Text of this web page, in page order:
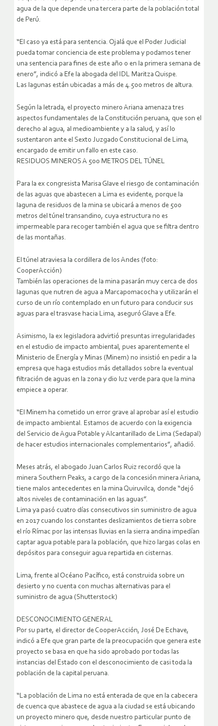
agua de la que depende una tercera parte de la población total
de Perú.
“El caso ya está para sentencia. Ojalá que el Poder Judicial
pueda tomar conciencia de este problema y podamos tener
una sentencia para fines de este año o en la primera semana de
enero”, indicó a Efe la abogada del IDL Maritza Quispe.
Las lagunas están ubicadas a más de 4.500 metros de altura.
Según la letrada, el proyecto minero Ariana amenaza tres
aspectos fundamentales de la Constitución peruana, que son el
derecho al agua, al medioambiente y a la salud, y así lo
sustentaron ante el Sexto Juzgado Constitucional de Lima,
encargado de emitir un fallo en este caso.
RESIDUOS MINEROS A 500 METROS DEL TÚNEL
Para la ex congresista Marisa Glave el riesgo de contaminación
de las aguas que abastecen a Lima es evidente, porque la
laguna de residuos de la mina se ubicará a menos de 500
metros del túnel transandino, cuya estructura no es
impermeable para recoger también el agua que se filtra dentro
de las montañas.
El túnel atraviesa la cordillera de los Andes (foto:
CooperAcción)
También las operaciones de la mina pasarán muy cerca de dos
lagunas que nutren de agua a Marcapomacocha y utilizarán el
curso de un río contemplado en un futuro para conducir sus
aguas para el trasvase hacia Lima, aseguró Glave a Efe.
Asimismo, la ex legisladora advirtió presuntas irregularidades
en el estudio de impacto ambiental, pues aparentemente el
Ministerio de Energía y Minas (Minem) no insistió en pedir a la
empresa que haga estudios más detallados sobre la eventual
filtración de aguas en la zona y dio luz verde para que la mina
empiece a operar.
“El Minem ha cometido un error grave al aprobar así el estudio
de impacto ambiental. Estamos de acuerdo con la exigencia
del Servicio de Agua Potable y Alcantarillado de Lima (Sedapal)
de hacer estudios internacionales complementarios”, añadió.
Meses atrás, el abogado Juan Carlos Ruiz recordó que la
minera Southern Peaks, a cargo de la concesión minera Ariana,
tiene malos antecedentes en la mina Quiruvilca, donde “dejó
altos niveles de contaminación en las aguas”.
Lima ya pasó cuatro días consecutivos sin suministro de agua
en 2017 cuando los constantes deslizamientos de tierra sobre
el río Rímac por las intensas lluvias en la sierra andina impedían
captar agua potable para la población, que hizo largas colas en
depósitos para conseguir agua repartida en cisternas.
Lima, frente al Océano Pacífico, está construida sobre un
desierto y no cuenta con muchas alternativas para el
suministro de agua (Shutterstock)
DESCONOCIMIENTO GENERAL
Por su parte, el director de CooperAcción, José De Echave,
indicó a Efe que gran parte de la preocupación que genera este
proyecto se basa en que ha sido aprobado por todas las
instancias del Estado con el desconocimiento de casi toda la
población de la capital peruana.
“La población de Lima no está enterada de que en la cabecera
de cuenca que abastece de agua a la ciudad se está ubicando
un proyecto minero que, desde nuestro particular punto de